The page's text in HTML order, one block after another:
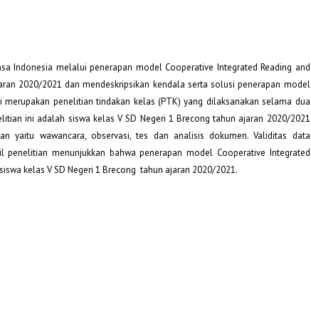
Indonesia melalui penerapan model Cooperative Integrated Reading and
2020/2021 dan mendeskripsikan kendala serta solusi penerapan model
penelitian tindakan kelas (PTK) yang dilaksanakan selama dua
ini adalah siswa kelas V SD Negeri 1 Brecong tahun ajaran 2020/2021
yaitu wawancara, observasi, tes dan analisis dokumen. Validitas data
menunjukkan bahwa penerapan model Cooperative Integrated
kelas V SD Negeri 1 Brecong tahun ajaran 2020/2021.